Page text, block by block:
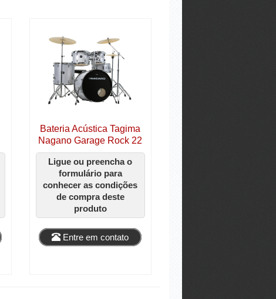
Bateria Acústica Tagima
Nagano Garage Rock 22
Ligue ou preencha o
formulário para
conhecer as condições
de compra deste
produto
Entre em contato